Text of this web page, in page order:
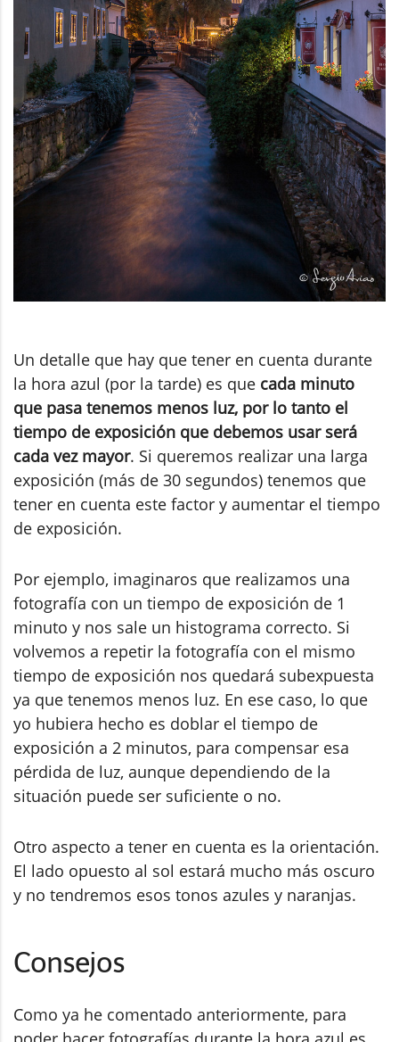
Un detalle que hay que tener en cuenta durante
la hora azul (por la tarde) es que cada minuto
que pasa tenemos menos luz, por lo tanto el
tiempo de exposición que debemos usar será
cada vez mayor. Si queremos realizar una larga
exposición (más de 30 segundos) tenemos que
tener en cuenta este factor y aumentar el tiempo
de exposición.
Por ejemplo, imaginaros que realizamos una
fotografía con un tiempo de exposición de 1
minuto y nos sale un histograma correcto. Si
volvemos a repetir la fotografía con el mismo
tiempo de exposición nos quedará subexpuesta
ya que tenemos menos luz. En ese caso, lo que
yo hubiera hecho es doblar el tiempo de
exposición a 2 minutos, para compensar esa
pérdida de luz, aunque dependiendo de la
situación puede ser suficiente o no.
Otro aspecto a tener en cuenta es la orientación.
El lado opuesto al sol estará mucho más oscuro
y no tendremos esos tonos azules y naranjas.
Consejos
Como ya he comentado anteriormente, para